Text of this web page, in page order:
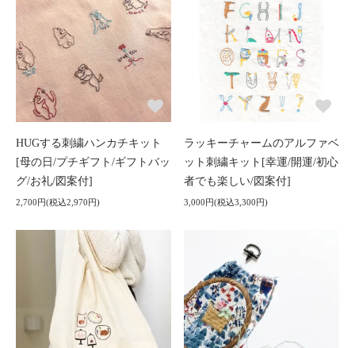
HUGする刺繍ハンカチキット
[母の日/プチギフト/ギフトバッ
グ/お礼/図案付]
2,700円(税込2,970円)
ラッキーチャームのアルファベ
ット刺繍キット[幸運/開運/初心
者でも楽しい/図案付]
3,000円(税込3,300円)